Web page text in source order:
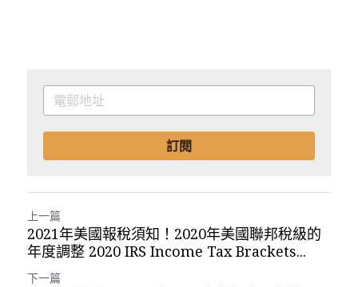
訂閱
上一篇
2021年美國報稅須知！2020年美國聯邦稅級的
年度調整 2020 IRS Income Tax Brackets...
下一篇